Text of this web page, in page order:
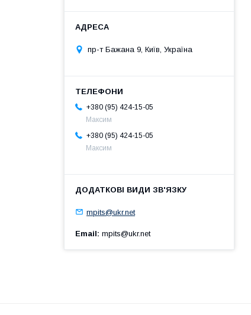
пр-т Бажана 9, Київ, Україна
+380 (95) 424-15-05
Максим
+380 (95) 424-15-05
Максим
mpits@ukr.net
Email mpits@ukr.net